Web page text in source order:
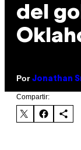
del
Por Jonathan
Compartir: